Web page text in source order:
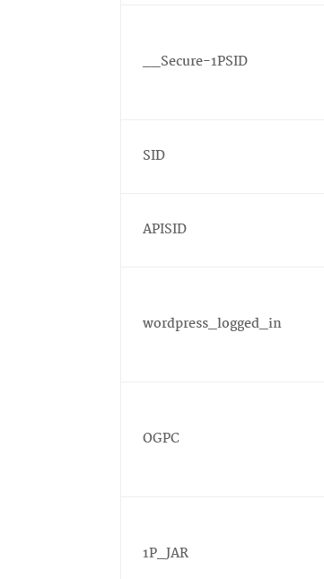
__Secure-1PSID
SID
APISID
wordpress_logged_in
OGPC
1P_JAR